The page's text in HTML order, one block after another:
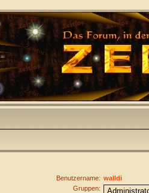
Benutzername: walldi
Gruppen: